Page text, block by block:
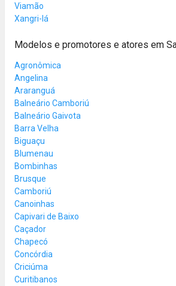
Viamão
Xangri-lá
Modelos e promotores e atores em
Agronômica
Angelina
Araranguá
Balneário Camboriú
Balneário Gaivota
Barra Velha
Biguaçu
Blumenau
Bombinhas
Brusque
Camboriú
Canoinhas
Capivari de Baixo
Caçador
Chapecó
Concórdia
Criciúma
Curitibanos